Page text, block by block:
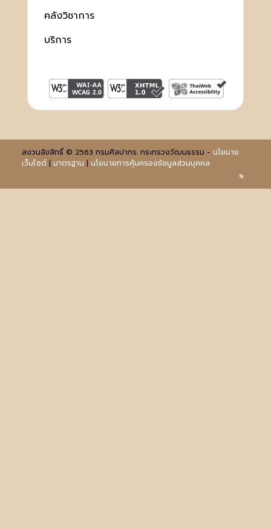
คลังวิชาการ
บริการ
สงวนลิขสิทธิ์ © 2563 กรมศิลปากร. กระทรวงวัฒนธรรม - นโยบาย
เว็บไซต์| มาตรฐาน | นโยบายการคุ้มครองข้อมูลส่วนบุคคล